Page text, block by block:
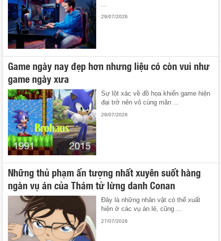
...
29/07/2026
Game ngày nay đẹp hơn nhưng liệu có còn vui như
game ngày xưa
Sự lột xác về đồ họa khiến game hiện
đại trở nên vô cùng mãn ...
29/07/2026
Những thủ phạm ấn tượng nhất xuyên suốt hàng
ngàn vụ án của Thám tử lừng danh Conan
Đây là những nhân vật có thể xuất
hiện ở các vụ án lẻ, cũng ...
27/07/2026